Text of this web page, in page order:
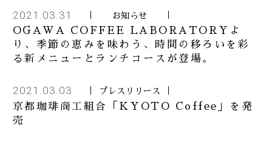
2021.03.31 お知らせ
OGAWA COFFEE LABORATORYよ
り、季節の恵みを味わう、時間の移ろいを彩
る新メニューとランチコースが登場。
2021.03.03 プレスリリース
京都珈琲商工組合「KYOTO Coffee」を発
売